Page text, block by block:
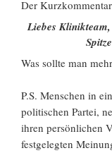
Der
Liebes
Was sollte man
P.S. Menschen in
politischen Partei,
ihren persönlichen
festgelegten